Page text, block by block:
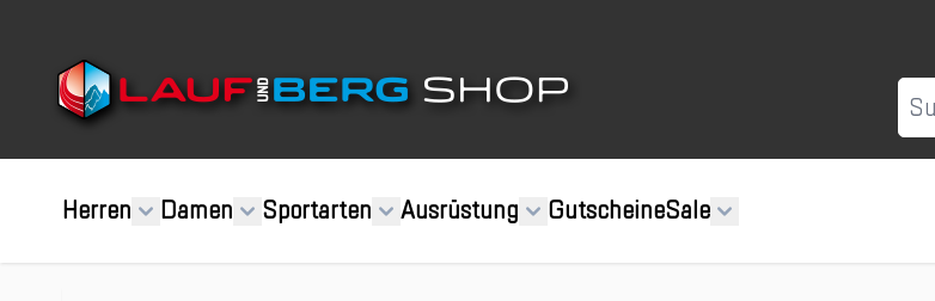
Suche
Herren Damen Sportarten Ausrüstung GutscheineSale